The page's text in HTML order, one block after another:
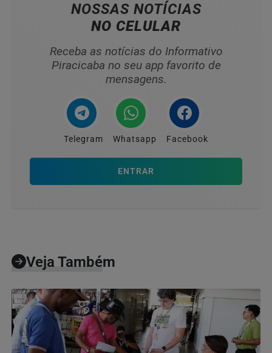
NOSSAS NOTÍCIAS
NO CELULAR
Receba as notícias do Informativo
Piracicaba no seu app favorito de
mensagens.
Telegram Whatsapp Facebook
ENTRAR
Veja Também